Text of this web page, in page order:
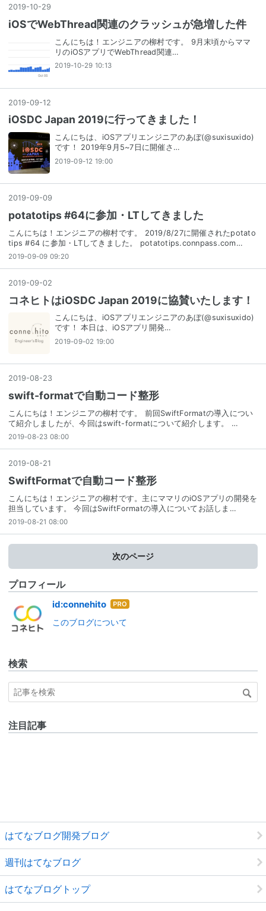
2019-10-29
iOSでWebThread関連のクラッシュが急増した件
こんにちは！エンジニアの柳村です。 9月末頃からママ
リのiOSアプリでWebThread関連…
2019-10-29 10:13
2019-09-12
iOSDC Japan 2019に行ってきました！
こんにちは、iOSアプリエンジニアのあぼ(@suxisuxido)
です！ 2019年9月5~7日に開催さ…
2019-09-12 19:00
2019-09-09
potatotips #64に参加・LTしてきました
こんにちは！エンジニアの柳村です。 2019/8/27に開催されたpotato
tips #64 に参加・LTしてきました。 potatotips.connpass.com…
2019-09-09 09:20
2019-09-02
コネヒトはiOSDC Japan 2019に協賛いたします！
こんにちは、iOSアプリエンジニアのあぼ(@suxisuxido)
です！ 本日は、iOSアプリ開発…
2019-09-02 19:00
2019-08-23
swift-formatで自動コード整形
こんにちは！エンジニアの柳村です。 前回SwiftFormatの導入につい
て紹介しましたが、今回はswift-formatについて紹介します。 …
2019-08-23 08:00
2019-08-21
SwiftFormatで自動コード整形
こんにちは！エンジニアの柳村です。主にママリのiOSアプリの開発を
担当しています。 今回はSwiftFormatの導入についてお話しま…
2019-08-21 08:00
次のページ
プロフィール
id:connehito はて
ログ
このブログについて
検索
注目記事
はてなブログ開発ブログ
週刊はてなブログ
はてなブログトップ